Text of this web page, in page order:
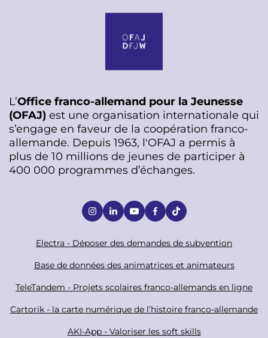
L’Office franco-allemand pour la Jeunesse
(OFAJ) est une organisation internationale qui
s’engage en faveur de la coopération franco-
allemande. Depuis 1963, l'OFAJ a permis à
plus de 10 millions de jeunes de participer à
400 000 programmes d’échanges.
ao
e
Electra - Déposer des demandes de subvention
Base de données des animatrices et animateurs
TeleTandem - Projets scolaires franco-allemands en ligne
Cartorik - la carte numérique de l’histoire franco-allemande
AKI-App - Valoriser les soft skills